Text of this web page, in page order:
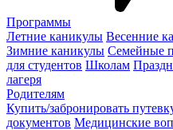
Программы
Летние каникулы Весенние
Зимние каникулы Семейные
для студентов Школам
лагеря
Родителям
Купить/забронировать
документов Медицинские